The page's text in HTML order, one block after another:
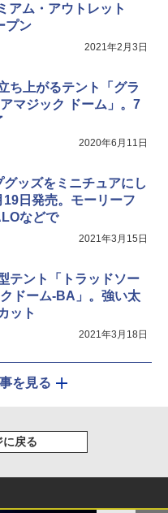
ト 強力 小型 緑色/赤色/青紫色
度 超長距離照射 長時間使用
付き 高安全性 金属製耐久 コ
アム・アウトレット
プン
2021年2月3日
ち上がるテント「グラ
マジック ドーム」。7
2020年6月11日
グッズをミニチュアにし
日発売。モーリーフ
などで
2021年3月15日
テント「トラッドソー
ドーム-BA」。強い太
ット
2021年3月18日
を見る
に戻る